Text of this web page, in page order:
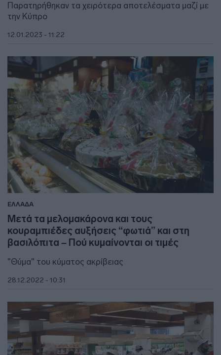
Παρατηρήθηκαν τα χειρότερα αποτελέσματα μαζί με
την Κύπρο
12.01.2023 - 11:22
ΕΛΛΑΔΑ
Μετά τα μελομακάρονα και τους
κουραμπιέδες αυξήσεις “φωτιά” και στη
βασιλόπιτα – Πού κυμαίνονται οι τιμές
"Θύμα" του κύματος ακρίβειας
28.12.2022 - 10:31